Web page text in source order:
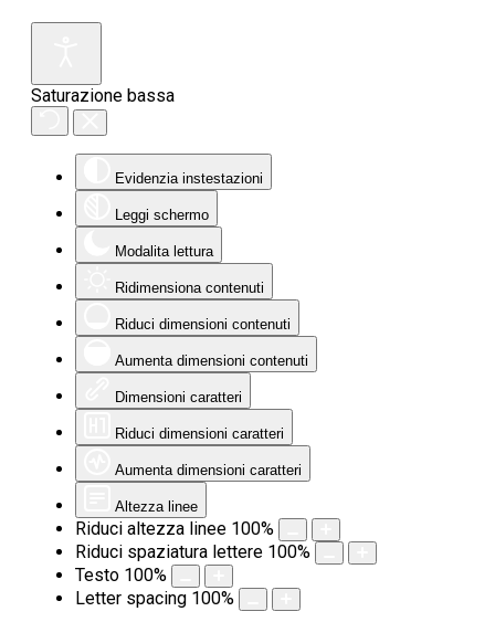
Saturazione bassa
Evidenzia instestazioni
Leggi schermo
Modalita lettura
Ridimensiona contenuti
Riduci dimensioni contenuti
Aumenta dimensioni contenuti
Dimensioni caratteri
Riduci dimensioni caratteri
Aumenta dimensioni caratteri
Altezza linee
Riduci altezza linee 100%
Riduci spaziatura lettere 100%
Testo 100%
Letter spacing 100%